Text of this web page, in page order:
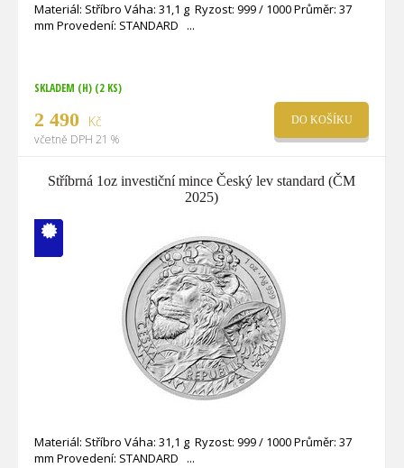
Materiál: Stříbro Váha: 31,1 g Ryzost: 999 / 1000 Průměr: 37
mm Provedení: STANDARD
SKLADEM (H) (2 KS)
2 490 Kč
včetně DPH 21 %
DO KOŠÍKU
Stříbrná 1oz investiční mince Český lev standard (ČM
2025)
V ČM zcela
Materiál: Stříbro Váha: 31,1 g Ryzost: 999 / 1000 Průměr: 37
mm Provedení: STANDARD